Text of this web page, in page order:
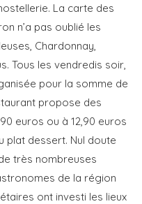
La carte des
n’a pas oublié les
Chardonnay,
Tous les vendredis soir,
pour la somme de
propose des
euros ou à 12,90 euros
plat dessert. Nul doute
très nombreuses
de la région
ont investi les lieux